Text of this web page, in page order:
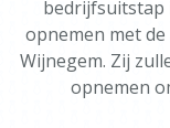
bedrijfsuitstap
opnemen met
Wijnegem. Zij
opnemen